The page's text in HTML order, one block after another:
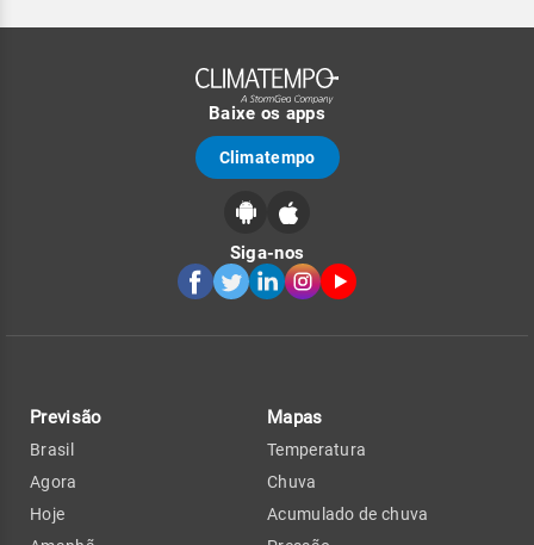
Baixe os apps
Climatempo
Siga-nos
Previsão
Brasil
Agora
Hoje
Mapas
Temperatura
Chuva
Acumulado de chuva